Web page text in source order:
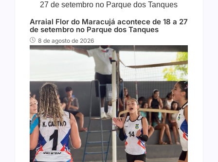
Arraial Flor do Maracujá acontece de 18 a 27
de setembro no Parque dos Tanques
8 de agosto de 2026